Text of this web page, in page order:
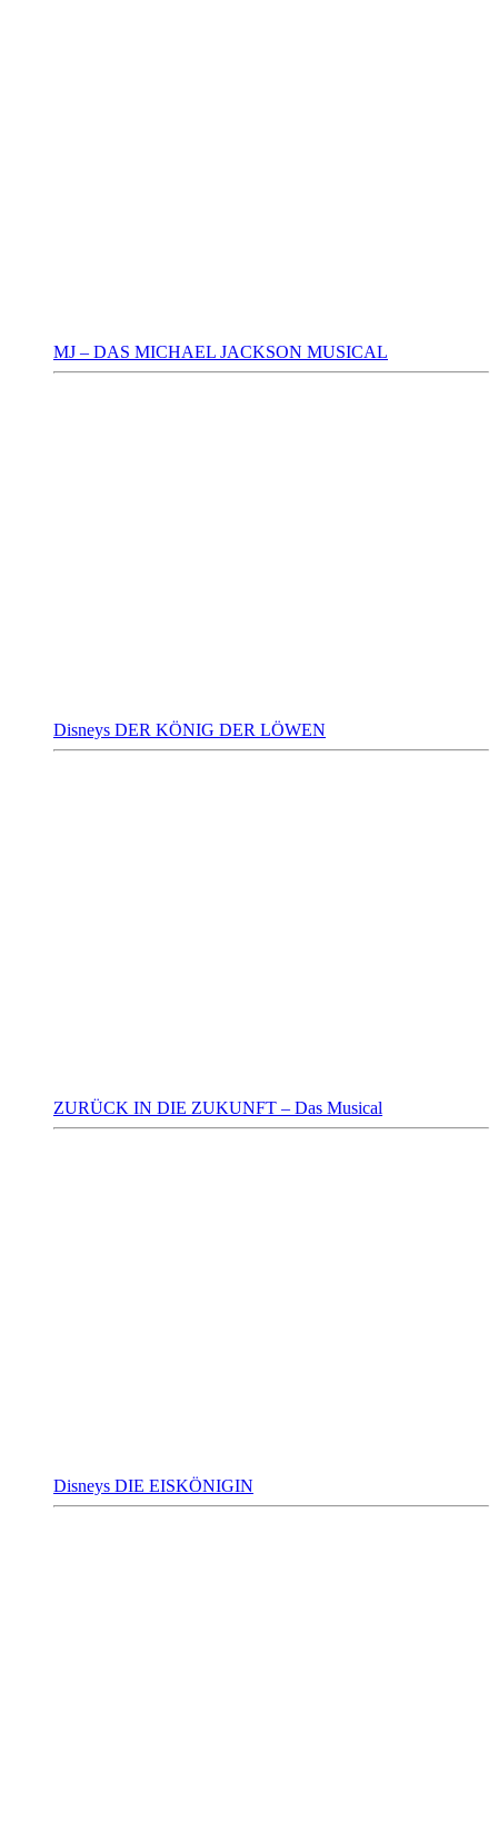
MJ – DAS MICHAEL JACKSON MUSICAL
Disneys DER KÖNIG DER LÖWEN
ZURÜCK IN DIE ZUKUNFT – Das Musical
Disneys DIE EISKÖNIGIN